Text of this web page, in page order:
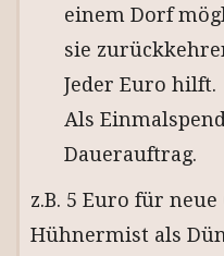
einem Dorf
sie
Jeder Euro hilft.
Als
Dauerauftrag.
z.B. 5 Euro für
Hühnermist als